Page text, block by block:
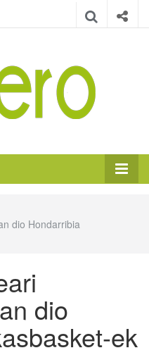
dio Hondarribia
dio
ek